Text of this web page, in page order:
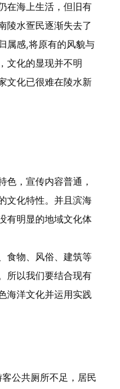
在海上生活，但旧有
陵水疍民逐渐失去了
属感,将原有的风貌与
文化的显现并不明
文化已很难在陵水新
色，宣传内容普通，
文化特性。并且滨海
有明显的地域文化体
食物、风俗、建筑等
所以我们要结合现有
海洋文化并运用实践
公共厕所不足，居民